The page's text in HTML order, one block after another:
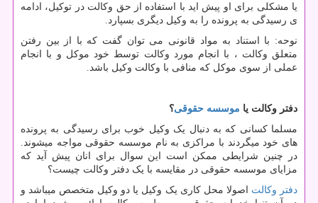
یا مشکلی برای او پیش اید با استفاده از حق وکالت در توکیل، ادامه
ی رسیدگی به پرونده را به وکیل دیگری بسپارد.
نوحه: با استناد به مواد قانونی می توان گفت که با از بین رفتن
متعلق وکالت ، با انجام مورد وکالت توسط خود موکل و با انجام
عملی از سوی موکل که منافی با وکالت وکیل باشد.
دفتر وکالت یا موسسه حقوقی؟
مسلما کسانی که به دنبال یک وکیل خوب برای رسیدگی به پرونده
های خود میگردند با مراکزی به نام موسسه حقوقی مواجه میشوند.
در چنین شرایطی ممکن است این سوال برای انان پیش آید که
مزایای موسسه حقوقی در مقایسه با یک دفتر وکالت چیست؟
دفتر وکالت اصولا محل کاری یک وکیل یا دو وکیل متخصص میباشد و